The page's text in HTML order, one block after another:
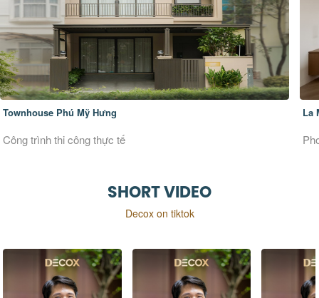
Townhouse Phú Mỹ Hưng
Công trình thi công thực tế
La
SHORT VIDEO
Decox on tiktok